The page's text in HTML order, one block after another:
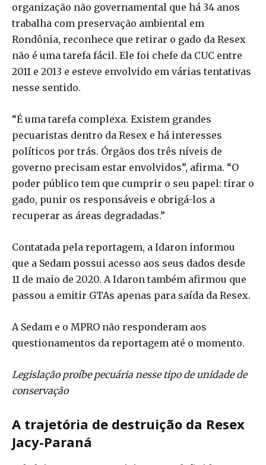
organização não governamental que há 34 anos
trabalha com preservação ambiental em
Rondônia, reconhece que retirar o gado da Resex
não é uma tarefa fácil. Ele foi chefe da CUC entre
2011 e 2013 e esteve envolvido em várias tentativas
nesse sentido.
“É uma tarefa complexa. Existem grandes
pecuaristas dentro da Resex e há interesses
políticos por trás. Órgãos dos três níveis de
governo precisam estar envolvidos”, afirma. “O
poder público tem que cumprir o seu papel: tirar o
gado, punir os responsáveis e obrigá-los a
recuperar as áreas degradadas.”
Contatada pela reportagem, a Idaron informou
que a Sedam possui acesso aos seus dados desde
11 de maio de 2020. A Idaron também afirmou que
passou a emitir GTAs apenas para saída da Resex.
A Sedam e o MPRO não responderam aos
questionamentos da reportagem até o momento.
Legislação proíbe pecuária nesse tipo de unidade de
conservação
A trajetória de destruição da Resex
Jacy-Paraná